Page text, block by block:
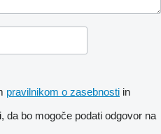
pravilnikom o zasebnosti in
da bo mogoče podati odgovor na